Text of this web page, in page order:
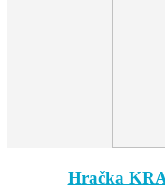
Hračka